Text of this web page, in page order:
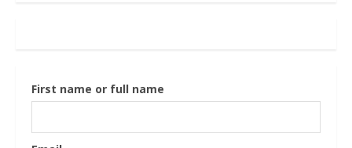
First name or full name